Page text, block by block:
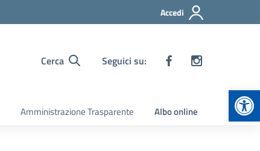
Accedi
Cerca Seguici su:
Amministrazione Trasparente Albo online